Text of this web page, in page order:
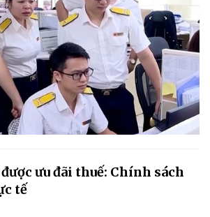
ưu đãi thuế: Chính sách
tế